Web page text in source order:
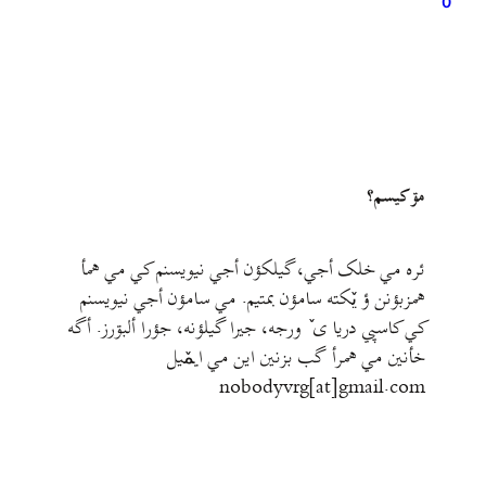
مۊ کيسم؟
ئره مي خلک أجي، گيلکؤن أجي نيويسنم کي مي همأ
همزبؤنن ؤ يٚکته سامؤن بمتيم. مي سامؤن أجي نيويسنم
کي کاسپي دريا ی ٚ ورجه، جيرا گيلؤنه، جؤرا ألبۊرز. أگه
خأنين مي همرأ گب بزنين اين مي ايمٚیل‌ ‌
nobodyvrg[at]gmail.com